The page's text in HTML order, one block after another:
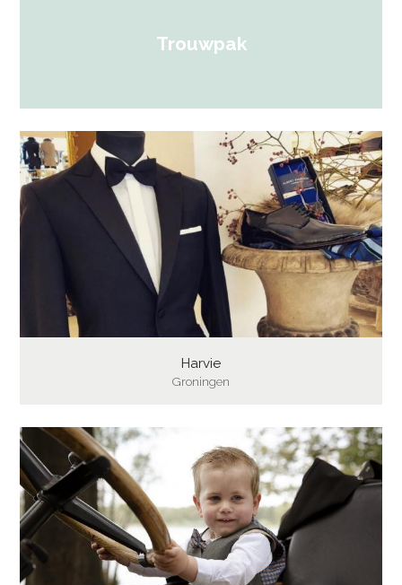
Trouwpak
Harvie
Groningen